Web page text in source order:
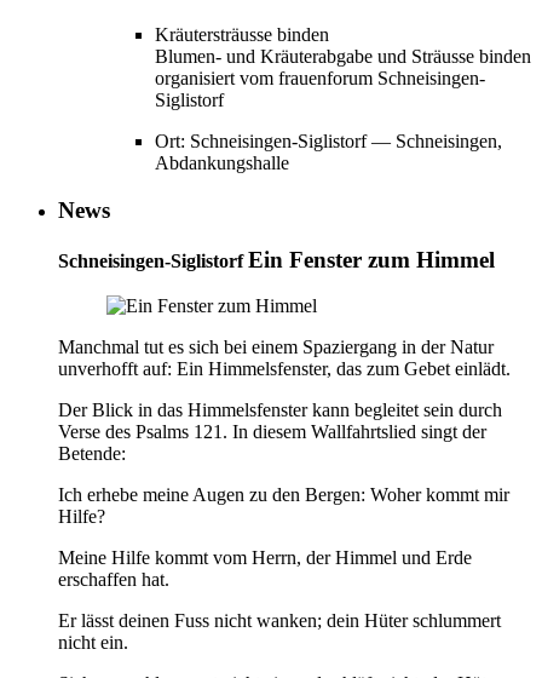
Kräutersträusse binden
Blumen- und Kräuterabgabe und Sträusse binden
organisiert vom frauenforum Schneisingen-
Siglistorf
Ort: Schneisingen-Siglistorf — Schneisingen,
Abdankungshalle
News
Schneisingen-SiglistorfEin Fenster zum Himmel
Manchmal tut es sich bei einem Spaziergang in der Natur
unverhofft auf: Ein Himmelsfenster, das zum Gebet einlädt.
Der Blick in das Himmelsfenster kann begleitet sein durch
Verse des Psalms 121. In diesem Wallfahrtslied singt der
Betende:
Ich erhebe meine Augen zu den Bergen: Woher kommt mir
Hilfe?
Meine Hilfe kommt vom Herrn, der Himmel und Erde
erschaffen hat.
Er lässt deinen Fuss nicht wanken; dein Hüter schlummert
nicht ein.